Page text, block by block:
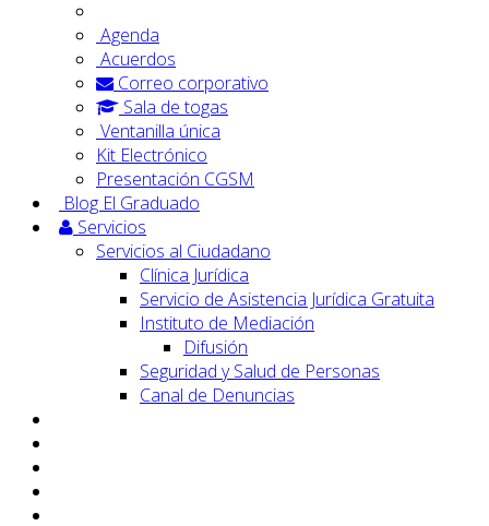
Agenda
Acuerdos
Correo corporativo
Sala de togas
Ventanilla única
Kit Electrónico
Presentación CGSM
Blog El Graduado
Servicios
Servicios al Ciudadano
Clínica Jurídica
Servicio de Asistencia Jurídica Gratuita
Instituto de Mediación
Difusión
Seguridad y Salud de Personas
Canal de Denuncias